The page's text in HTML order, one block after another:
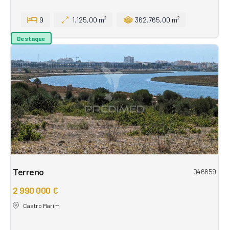
9 1.125,00 m² 362.765,00 m²
Destaque
Terreno 046659
2 990 000 €
Castro Marim